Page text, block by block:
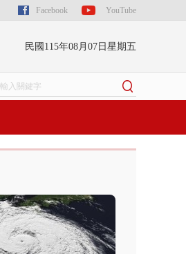
Facebook YouTube
民國115年08月07日星期五